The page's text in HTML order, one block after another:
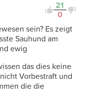
21
0
sein? Es zeigt
Sauhund am
ewig
das dies keine
Vorbestraft und
die die